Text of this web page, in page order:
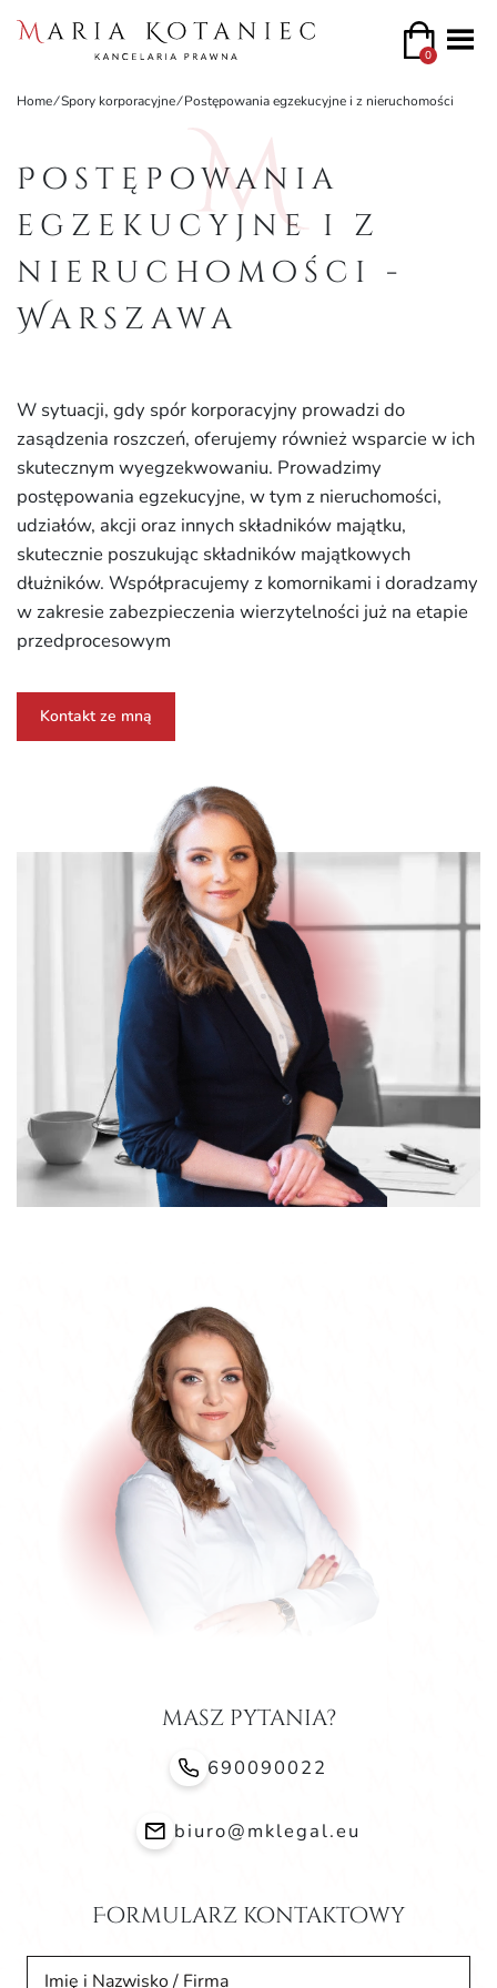
0
Home⁄Spory korporacyjne⁄Postępowania egzekucyjne i z nieruchomości
Postępowania
egzekucyjne i z
nieruchomości -
Warszawa
W sytuacji, gdy spór korporacyjny prowadzi do
zasądzenia roszczeń, oferujemy również wsparcie w ich
skutecznym wyegzekwowaniu. Prowadzimy
postępowania egzekucyjne, w tym z nieruchomości,
udziałów, akcji oraz innych składników majątku,
skutecznie poszukując składników majątkowych
dłużników. Współpracujemy z komornikami i doradzamy
w zakresie zabezpieczenia wierzytelności już na etapie
przedprocesowym
Kontakt ze mną
Formularz kontaktowy
Imię i Nazwisko / Firma
masz pytania?
690090022
biuro@mklegal.eu